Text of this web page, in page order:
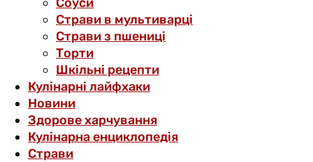
Страви в мультиварці
Страви з пшениці
Торти
Шкільні рецепти
Кулінарні лайфхаки
Новини
Здорове харчування
Кулінарна енциклопедія
Страви